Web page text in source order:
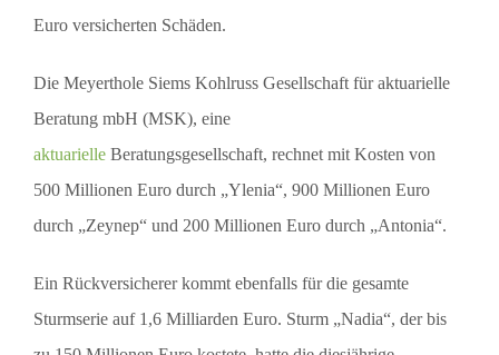
Euro versicherten Schäden.
Die Meyerthole Siems Kohlruss Gesellschaft für aktuarielle
Beratung mbH (MSK), eine
aktuarielle Beratungsgesellschaft, rechnet mit Kosten von
500 Millionen Euro durch „Ylenia“, 900 Millionen Euro
durch „Zeynep“ und 200 Millionen Euro durch „Antonia“.
Ein Rückversicherer kommt ebenfalls für die gesamte
Sturmserie auf 1,6 Milliarden Euro. Sturm „Nadia“, der bis